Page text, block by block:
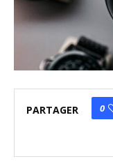
PARTAGER 0